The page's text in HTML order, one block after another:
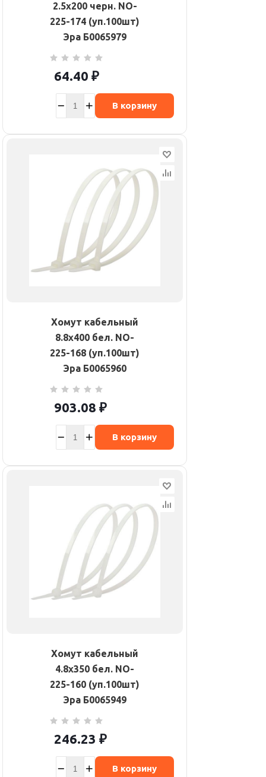
2.5х200 черн. NO-
225-174 (уп.100шт)
Эра Б0065979
64.40 ₽
В корзину
Хомут кабельный
8.8х400 бел. NO-
225-168 (уп.100шт)
Эра Б0065960
903.08 ₽
В корзину
Хомут кабельный
4.8х350 бел. NO-
225-160 (уп.100шт)
Эра Б0065949
246.23 ₽
В корзину